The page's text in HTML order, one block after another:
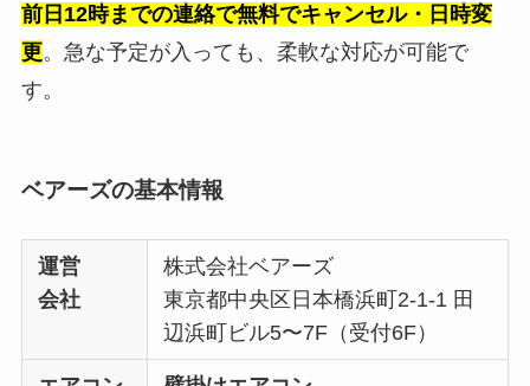
前日12時までの連絡で無料でキャンセル・日時変
更。急な予定が入っても、柔軟な対応が可能で
す。
ベアーズの基本情報
運営
会社
株式会社ベアーズ
東京都中央区日本橋浜町2-1-1 田
辺浜町ビル5〜7F（受付6F）